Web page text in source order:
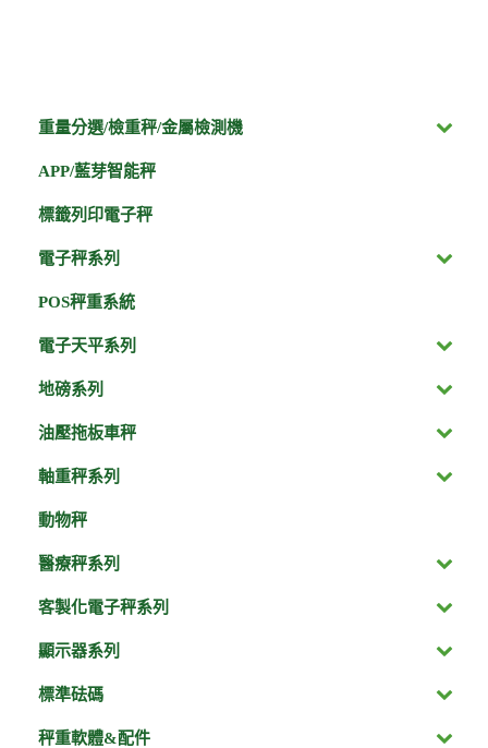
重量分選/檢重秤/金屬檢測機
APP/藍芽智能秤
標籤列印電子秤
電子秤系列
POS秤重系統
電子天平系列
地磅系列
油壓拖板車秤
軸重秤系列
動物秤
醫療秤系列
客製化電子秤系列
顯示器系列
標準砝碼
秤重軟體&配件